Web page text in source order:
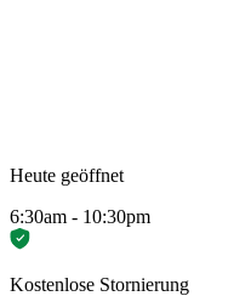
Heute geöffnet
6:30am - 10:30pm
Kostenlose Stornierung